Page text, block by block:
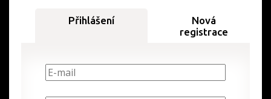
Přihlášení
Nová
registrace